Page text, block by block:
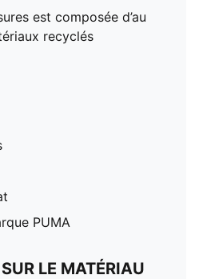
est composée d’au
recyclés
PUMA
LE MATÉRIAU